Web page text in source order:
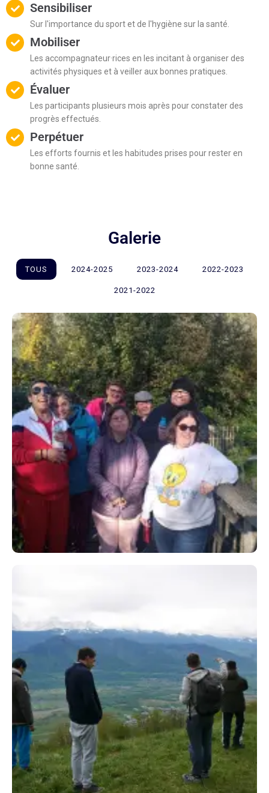
Sensibiliser
Sur l'importance du sport et de l'hygiène sur la santé.
Mobiliser
Les accompagnateur·rices en les incitant à organiser des
activités physiques et à veiller aux bonnes pratiques.
Évaluer
Les participants plusieurs mois après pour constater des
progrès effectués.
Perpétuer
Les efforts fournis et les habitudes prises pour rester en
bonne santé.
Galerie
TOUS 2024-2025 2023-2024 2022-2023
2021-2022